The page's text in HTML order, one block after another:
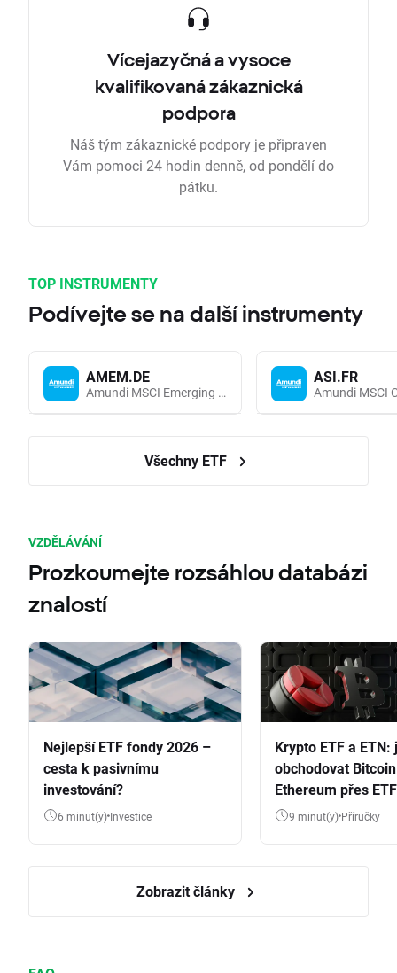
Vícejazyčná a vysoce
kvalifikovaná zákaznická
podpora
Náš tým zákaznické podpory je připraven
Vám pomoci 24 hodin denně, od pondělí do
pátku.
TOP INSTRUMENTY
Podívejte se na další instrumenty
AMEM.DE
Amundi MSCI Emerging Markets UCITS (Acc EUR)
ASI.FR
Všechny ETF
VZDĚLÁVÁNÍ
Prozkoumejte rozsáhlou databázi
znalostí
Nejlepší ETF fondy 2026 –
cesta k pasivnímu
investování?
6 minut(y) Investice
Krypto ETF a ETN:
obchodovat
Ethereum přes
9 minut(y) Příručky
Zobrazit články